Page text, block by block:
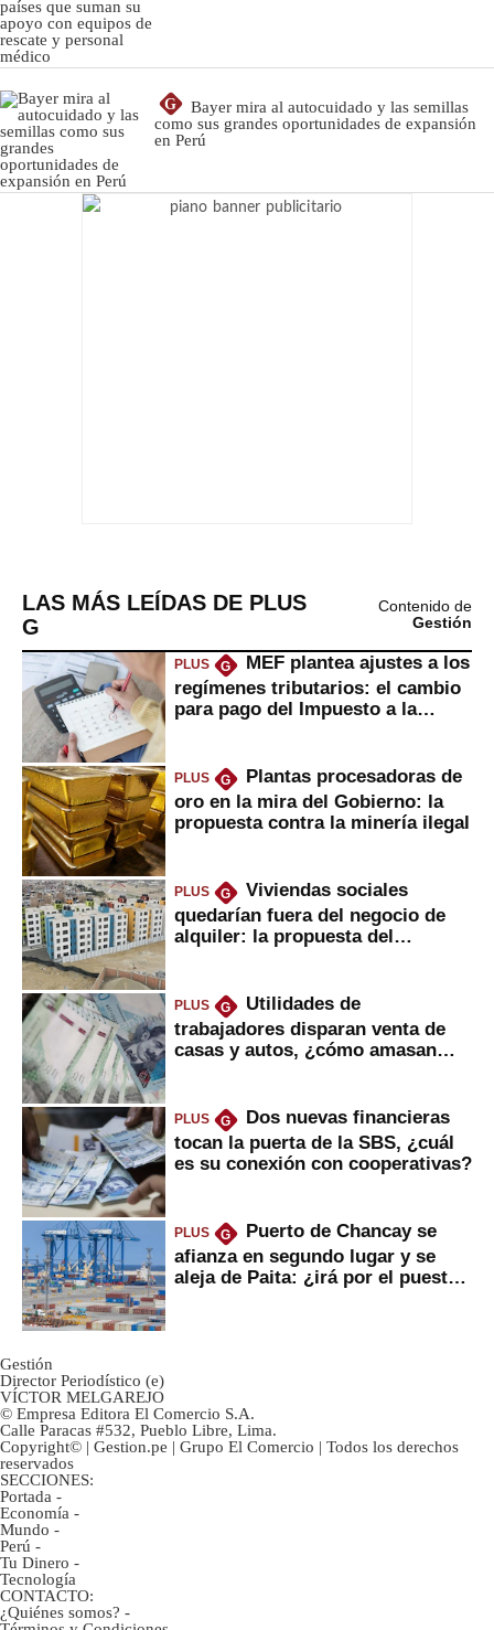
G
Bayer mira al autocuidado y las semillas
como sus grandes oportunidades de expansión
en Perú
LAS MÁS LEÍDAS DE PLUS
G
Contenido de
Gestión
PLUS G
MEF plantea ajustes a los
regímenes tributarios: el cambio
para pago del Impuesto a la
PLUS G
Plantas procesadoras de
oro en la mira del Gobierno: la
propuesta contra la minería ilegal
PLUS G
Viviendas sociales
quedarían fuera del negocio de
alquiler: la propuesta del
PLUS G
Utilidades de
trabajadores disparan venta de
casas y autos, ¿cómo amasan
PLUS G
Dos nuevas financieras
tocan la puerta de la SBS, ¿cuál
es su conexión con cooperativas?
PLUS G
Puerto de Chancay se
afianza en segundo lugar y se
aleja de Paita: ¿irá por el puesto
Gestión
Director Periodístico (e)
VÍCTOR MELGAREJO
© Empresa Editora El Comercio S.A.
Calle Paracas #532, Pueblo Libre, Lima.
Copyright© | Gestion.pe | Grupo El Comercio | Todos los derechos
reservados
SECCIONES:
Portada -
Economía -
Mundo -
Perú -
Tu Dinero -
Tecnología
CONTACTO:
¿Quiénes somos? -